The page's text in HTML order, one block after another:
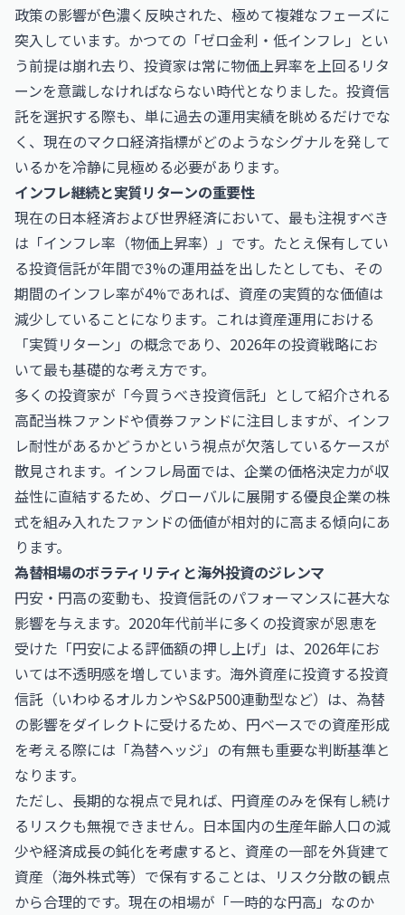
政策の影響が色濃く反映された、極めて複雑なフェーズに
突入しています。かつての「ゼロ金利・低インフレ」とい
う前提は崩れ去り、投資家は常に物価上昇率を上回るリタ
ーンを意識しなければならない時代となりました。投資信
託を選択する際も、単に過去の運用実績を眺めるだけでな
く、現在のマクロ経済指標がどのようなシグナルを発して
いるかを冷静に見極める必要があります。
インフレ継続と実質リターンの重要性
現在の日本経済および世界経済において、最も注視すべき
は「インフレ率（物価上昇率）」です。たとえ保有してい
る投資信託が年間で3%の運用益を出したとしても、その
期間のインフレ率が4%であれば、資産の実質的な価値は
減少していることになります。これは資産運用における
「実質リターン」の概念であり、2026年の投資戦略にお
いて最も基礎的な考え方です。
多くの投資家が「今買うべき投資信託」として紹介される
高配当株ファンドや債券ファンドに注目しますが、インフ
レ耐性があるかどうかという視点が欠落しているケースが
散見されます。インフレ局面では、企業の価格決定力が収
益性に直結するため、グローバルに展開する優良企業の株
式を組み入れたファンドの価値が相対的に高まる傾向にあ
ります。
為替相場のボラティリティと海外投資のジレンマ
円安・円高の変動も、投資信託のパフォーマンスに甚大な
影響を与えます。2020年代前半に多くの投資家が恩恵を
受けた「円安による評価額の押し上げ」は、2026年にお
いては不透明感を増しています。海外資産に投資する投資
信託（いわゆるオルカンやS&P500連動型など）は、為替
の影響をダイレクトに受けるため、円ベースでの資産形成
を考える際には「為替ヘッジ」の有無も重要な判断基準と
なります。
ただし、長期的な視点で見れば、円資産のみを保有し続け
るリスクも無視できません。日本国内の生産年齢人口の減
少や経済成長の鈍化を考慮すると、資産の一部を外貨建て
資産（海外株式等）で保有することは、リスク分散の観点
から合理的です。現在の相場が「一時的な円高」なのか